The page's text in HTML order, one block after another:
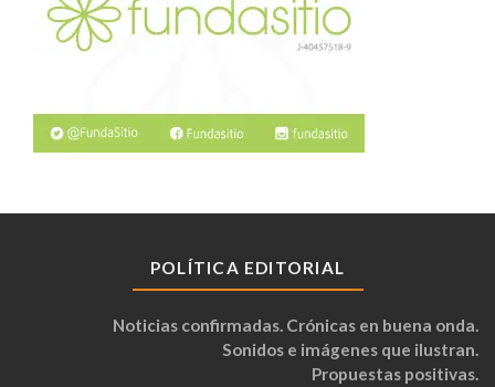
POLÍTICA EDITORIAL
Noticias confirmadas. Crónicas en buena onda.
Sonidos e imágenes que ilustran.
Propuestas positivas.